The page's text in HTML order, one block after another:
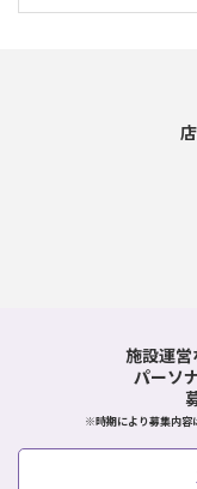
施設運
パーソ
※時期により募集内容